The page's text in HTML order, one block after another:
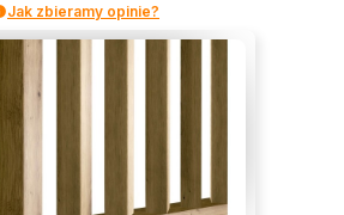
Jak zbieramy opinie?